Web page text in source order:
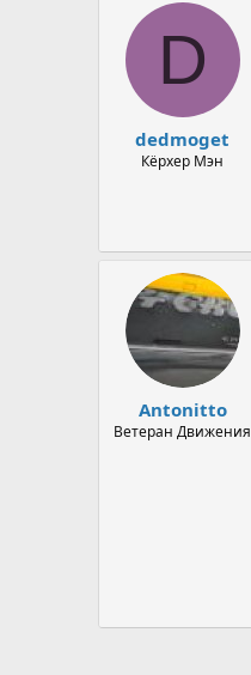
а
ч
л
а
D
dedmoget
Кёрхер Мэн
Antonitto
Ветеран Движения